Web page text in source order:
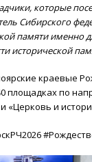
которые
Сибирского
памяти именно
исторической
краевые
площадках по
«Церковь и